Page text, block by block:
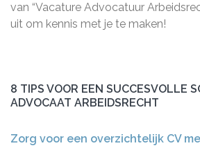
van “Vacature Advocatuur
uit om kennis met je te maken!
8 TIPS VOOR EEN SUCCESVOLLE
ADVOCAAT ARBEIDSRECHT
Zorg voor een overzichtelijk CV